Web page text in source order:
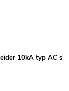
10kA typ AC s